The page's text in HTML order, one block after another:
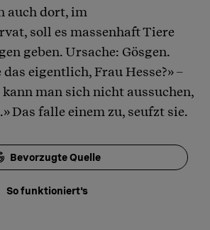
auch dort, im
soll es massenhaft Tiere
geben. Ursache: Gösgen.
eigentlich, Frau Hesse?» –
man sich nicht aussuchen,
Das falle einem zu, seufzt sie.
Bevorzugte Quelle
So funktioniert's